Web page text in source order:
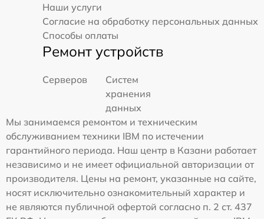
Наши услуги
Согласие на обработку персональных данных
Способы оплаты
Ремонт устройств
Серверов
Систем
хранения
данных
Мы занимаемся ремонтом и техническим
обслуживанием техники IBM по истечении
гарантийного периода. Наш центр в Казани работает
независимо и не имеет официальной авторизации от
производителя. Цены на ремонт, указанные на сайте,
носят исключительно ознакомительный характер и
не являются публичной офертой согласно п. 2 ст. 437